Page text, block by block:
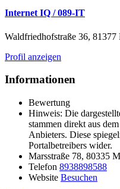
Internet IQ / 089-IT
Waldfriedhofstraße 36, 81377
Profil anzeigen
Informationen
Bewertung
Hinweis: Die
stammen direkt aus
Anbieters. Diese
Portalbetreibers wider.
Marsstraße 78, 80335
Telefon 8938898588
Website Besuchen